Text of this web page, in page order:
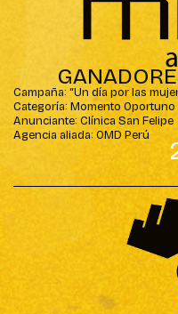
Campaña: “Un día por las
Categoría: Momento Oportuno
Anunciante: Clínica San Felipe
Agencia aliada: OMD Perú